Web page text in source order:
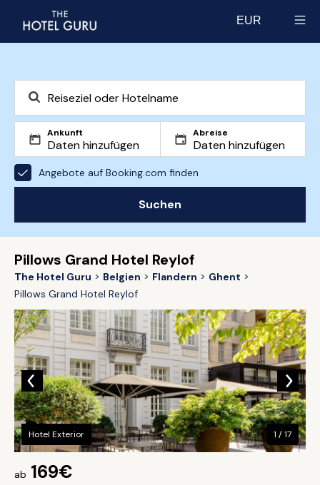
EUR
Ankunft Abreise
Angebote auf Booking.com finden
Suchen
Pillows Grand Hotel Reylof
The Hotel Guru Belgien Flandern
Ghent
Pillows Grand Hotel Reylof
ab 169€
Hotel Exterior 1 / 17